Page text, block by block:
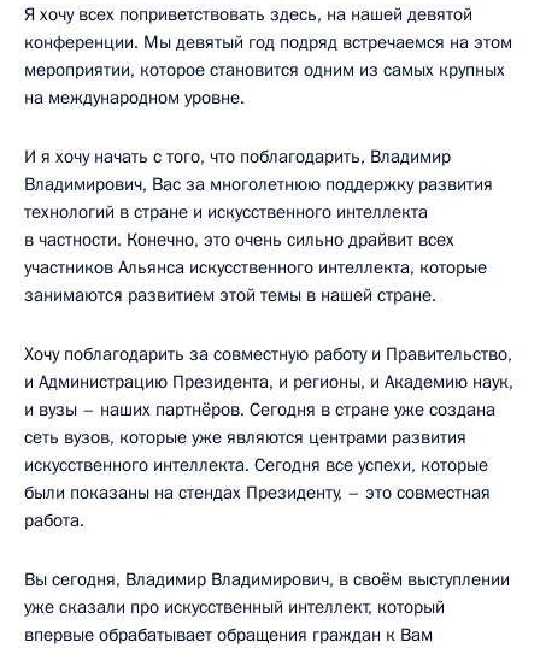
Я хочу всех поприветствовать здесь, на нашей девятой
конференции. Мы девятый год подряд встречаемся на этом
мероприятии, которое становится одним из самых крупных
на международном уровне.
И я хочу начать с того, что поблагодарить, Владимир
Владимирович, Вас за многолетнюю поддержку развития
технологий в стране и искусственного интеллекта
в частности. Конечно, это очень сильно драйвит всех
участников Альянса искусственного интеллекта, которые
занимаются развитием этой темы в нашей стране.
Хочу поблагодарить за совместную работу и Правительство,
и Администрацию Президента, и регионы, и Академию наук,
и вузы – наших партнёров. Сегодня в стране уже создана
сеть вузов, которые уже являются центрами развития
искусственного интеллекта. Сегодня все успехи, которые
были показаны на стендах Президенту, – это совместная
работа.
Вы сегодня, Владимир Владимирович, в своём выступлении
уже сказали про искусственный интеллект, который
впервые обрабатывает обращения граждан к Вам